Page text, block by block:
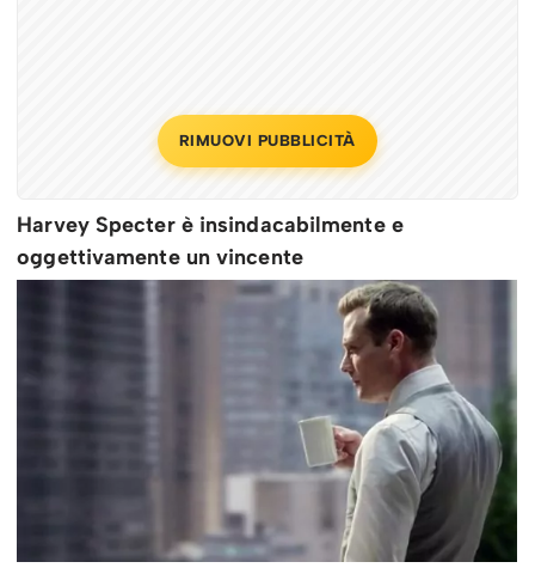
RIMUOVI PUBBLICITÀ
Harvey Specter è insindacabilmente e
oggettivamente un vincente